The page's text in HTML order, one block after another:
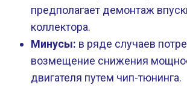
предполагает демонтаж
коллектора.
Минусы: в ряде случаев
возмещение снижения
двигателя путем чип-тюнинга.